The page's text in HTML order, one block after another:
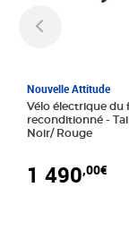
Nouvelle Attitude
Vélo électrique du
reconditionné - Taille normale -
Noir/ Rouge
1 490,00€